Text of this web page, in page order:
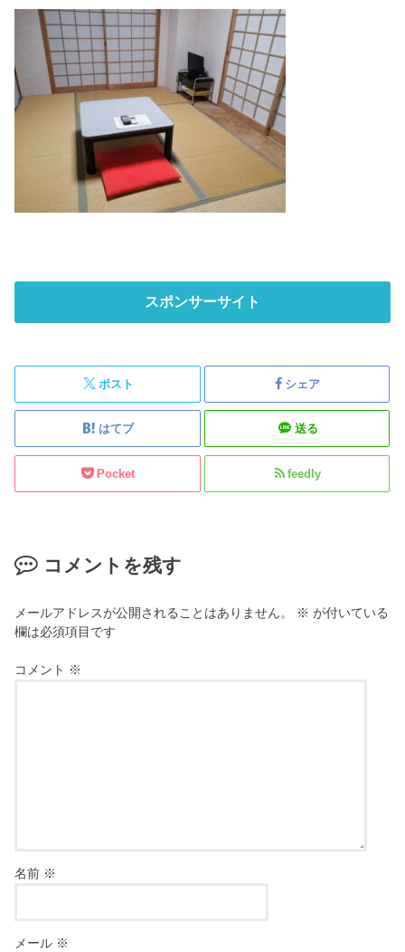
スポンサーサイト
ポスト シェア
はてブ 送る
Pocket feedly
コメントを残す
メールアドレスが公開されることはありません。 ※ が付いている
欄は必須項目です
コメント ※
名前 ※
メール ※